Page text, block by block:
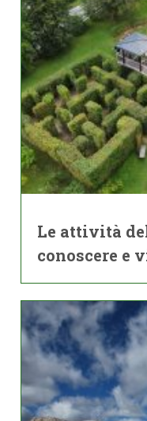
Le attività
conoscere e